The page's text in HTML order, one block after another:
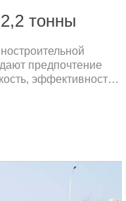
тонны
предпочтение
эффективность